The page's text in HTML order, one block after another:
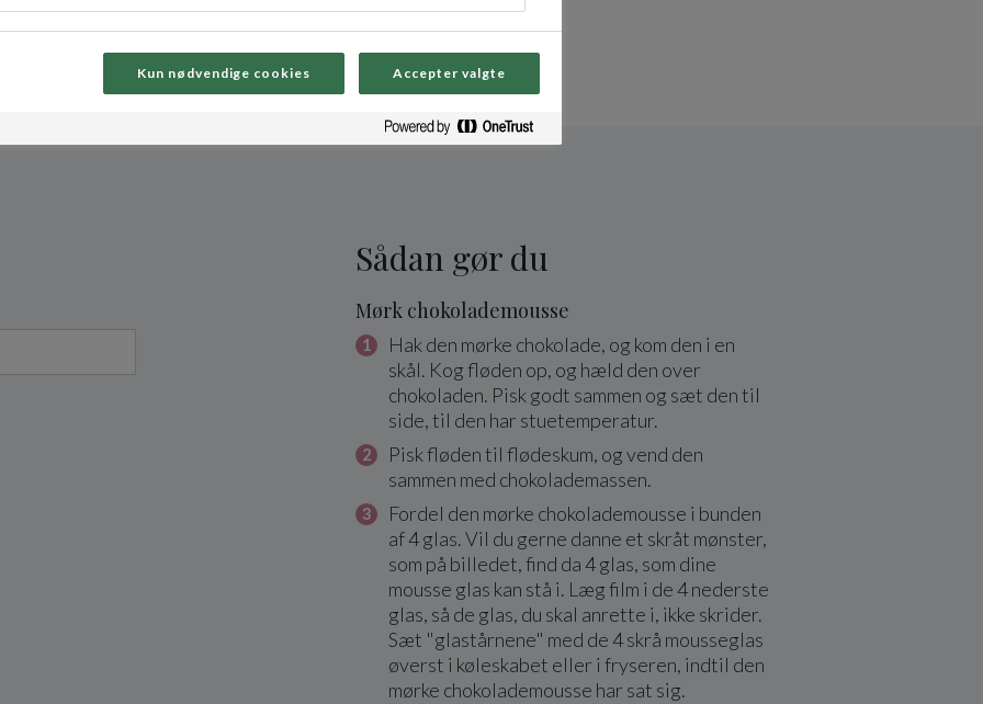
Sådan gør du
Mørk chokolademousse
Hak den mørke chokolade, og kom den i en
skål. Kog fløden op, og hæld den over
chokoladen. Pisk godt sammen og sæt den til
side, til den har stuetemperatur.
Pisk fløden til flødeskum, og vend den
sammen med chokolademassen.
Fordel den mørke chokolademousse i bunden
af 4 glas. Vil du gerne danne et skråt mønster,
som på billedet, find da 4 glas, som dine
mousse glas kan stå i. Læg film i de 4 nederste
glas, så de glas, du skal anrette i, ikke skrider.
Sæt "glastårnene" med de 4 skrå mousseglas
øverst i køleskabet eller i fryseren, indtil den
mørke chokolademousse har sat sig.
Kun nødvendige cookies Accepter valgte